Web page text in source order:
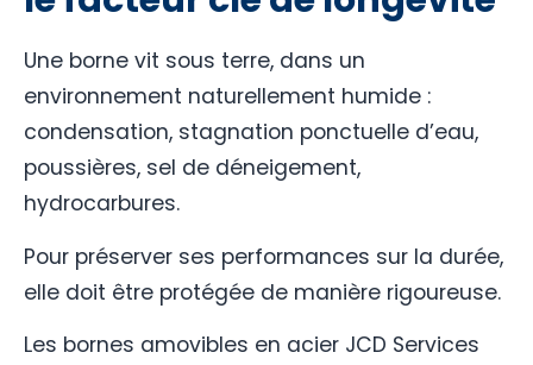
Une borne vit sous terre, dans un
environnement naturellement humide :
condensation, stagnation ponctuelle d’eau,
poussières, sel de déneigement,
hydrocarbures.
Pour préserver ses performances sur la durée,
elle doit être protégée de manière rigoureuse.
Les bornes amovibles en acier JCD Services